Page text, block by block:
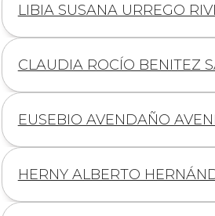
Información
LIBIA SUSANA URREGO
Información
CLAUDIA ROCÍO BENITEZ
Información
EUSEBIO AVENDAÑO
Información
HERNY ALBERTO